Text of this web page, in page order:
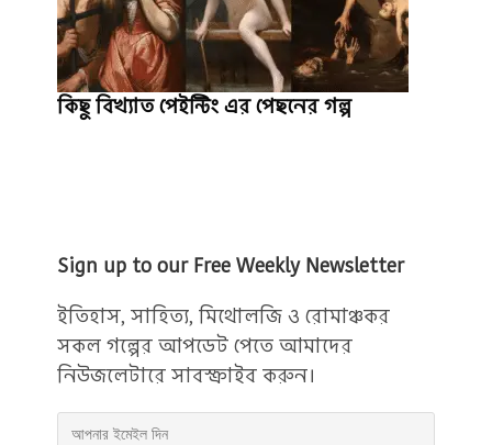
কিছু বিখ্যাত পেইন্টিং এর পেছনের গল্প
Sign up to our Free Weekly Newsletter
ইতিহাস, সাহিত্য, মিথোলজি ও রোমাঞ্চকর
সকল গল্পের আপডেট পেতে আমাদের
নিউজলেটারে সাবস্ক্রাইব করুন।